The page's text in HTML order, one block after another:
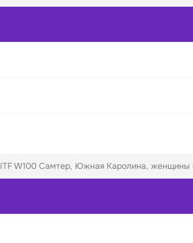
ITF W100 Самтер, Южная Каролина, женщины